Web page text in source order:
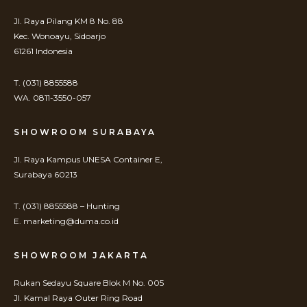
Jl. Raya Pilang KM 8 No. 88
Kec. Wonoayu, Sidoarjo
61261 Indonesia
T. (031) 8855588
WA. 0811-3550-057
SHOWROOM SURABAYA
Jl. Raya Kampus UNESA Container E,
Surabaya 60213
T. (031) 8855588 – Hunting
E. marketing@duma.co.id
SHOWROOM JAKARTA
Rukan Sedayu Square Blok M No. 005
Jl. Kamal Raya Outer Ring Road